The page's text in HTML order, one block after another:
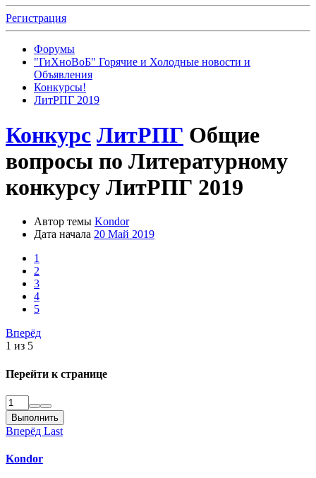
Регистрация
Форумы
"ГиХноВоБ" Горячие и Холодные новости и
Объявления
Конкурсы!
ЛитРПГ 2019
Конкурс ЛитРПГ Общие
вопросы по Литературному
конкурсу ЛитРПГ 2019
Автор темы Kondor
Дата начала 20 Май 2019
1
2
3
4
5
Вперёд
1 из 5
Перейти к странице
Выполнить
Вперёд Last
Kondor